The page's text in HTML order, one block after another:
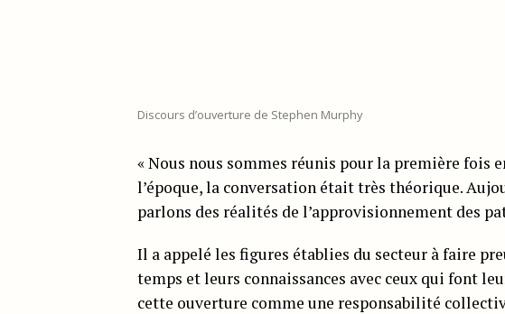
Discours d’ouverture de Stephen Murphy
« Nous nous sommes réunis pour la première fois
l’époque, la conversation était très théorique.
parlons des réalités de l’approvisionnement des
Il a appelé les figures établies du secteur à faire
temps et leurs connaissances avec ceux qui font
cette ouverture comme une responsabilité